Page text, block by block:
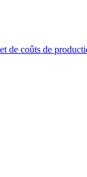
de coûts de